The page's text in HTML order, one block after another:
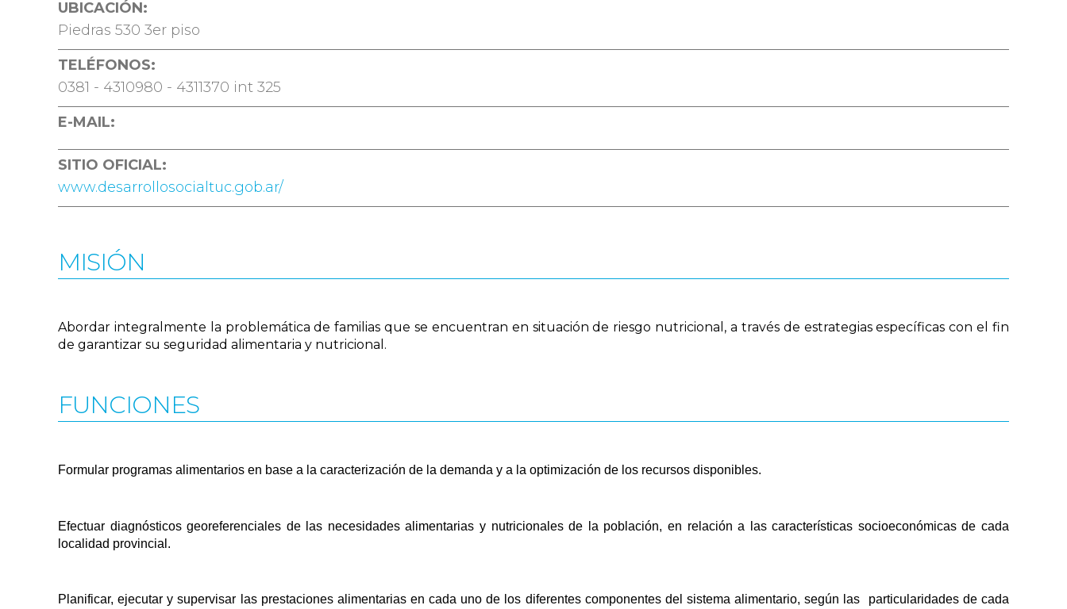
Boleta de Sueldo
UBICACIÓN:
Piedras 530 3er piso
TELÉFONOS:
0381 - 4310980 - 4311370 int 325
E-MAIL:
SITIO OFICIAL:
www.desarrollosocialtuc.gob.ar/
MISIÓN
Abordar integralmente la problemática de familias que se encuentran en situación de riesgo nutricional, a través de estrategias específicas con el fin
de garantizar su seguridad alimentaria y nutricional.
FUNCIONES
Formular programas alimentarios en base a la caracterización de la demanda y a la optimización de los recursos disponibles.
Efectuar diagnósticos georeferenciales de las necesidades alimentarias y nutricionales de la población, en relación a las características socioeconómicas de cada
localidad provincial.
Planificar, ejecutar y supervisar las prestaciones alimentarias en cada uno de los diferentes componentes del sistema alimentario, según las particularidades de cada